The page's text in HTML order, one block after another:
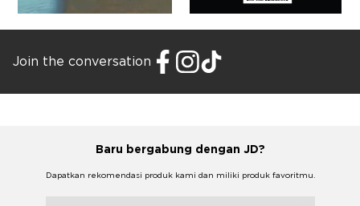
Join the conversation
Baru bergabung dengan JD?
Dapatkan rekomendasi produk kami dan miliki produk favoritmu.